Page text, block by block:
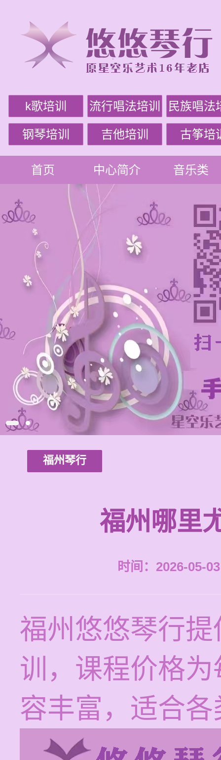
k歌培训 流行唱法培训 民族唱法
钢琴培训 吉他培训 古筝培
首页 中心简介 音乐类
福州琴行
福州哪里
时间：2026-05-
福州悠悠琴行
训，课程价格
容丰富，适合